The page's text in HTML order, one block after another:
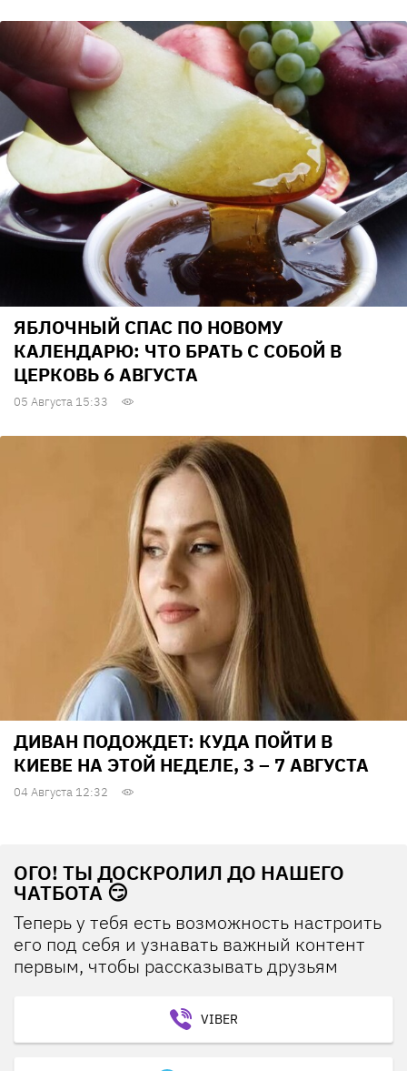
ЯБЛОЧНЫЙ СПАС ПО НОВОМУ
КАЛЕНДАРЮ: ЧТО БРАТЬ С СОБОЙ В
ЦЕРКОВЬ 6 АВГУСТА
05 Августа 15:33
ДИВАН ПОДОЖДЕТ: КУДА ПОЙТИ В
КИЕВЕ НА ЭТОЙ НЕДЕЛЕ, 3 – 7 АВГУСТА
04 Августа 12:32
ОГО! ТЫ ДОСКРОЛИЛ ДО НАШЕГО
ЧАТБОТА 😏
Теперь у тебя есть возможность настроить
его под себя и узнавать важный контент
первым, чтобы рассказывать друзьям
VIBER